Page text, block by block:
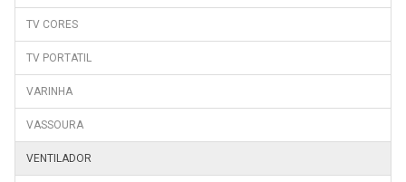
TV CORES
TV PORTATIL
VARINHA
VASSOURA
VENTILADOR